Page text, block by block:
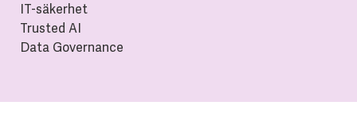
IT-säkerhet
Trusted AI
Data Governance